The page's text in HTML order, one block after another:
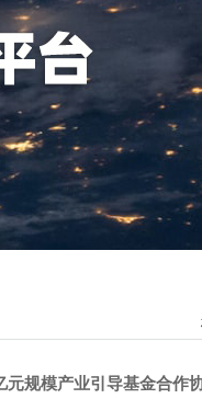
元规模产业引导基金合作